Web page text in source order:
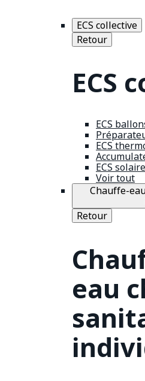
ECS collective
Retour
ECS
ECS
ECS
ECS solaire
Voir tout
Chauffe-
Retour
eau